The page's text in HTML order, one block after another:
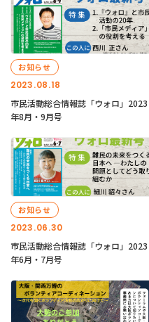
2023.08.18
お知らせ
市民活動総合情報誌「ウォロ」2023
年8月・9月号
2023.06.30
お知らせ
市民活動総合情報誌「ウォロ」2023
年6月・7月号